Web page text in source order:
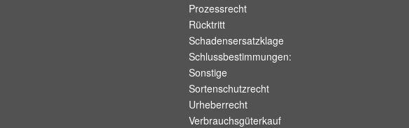
Prozessrecht
Rücktritt
Schadensersatzklage
Schlussbestimmungen:
Sonstige
Sortenschutzrecht
Urheberrecht
Verbrauchsgüterkauf